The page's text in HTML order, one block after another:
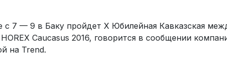
с 7 — 9 в Баку пройдет X Юбилейная Кавказская
Caucasus 2016, говорится в сообщении
на Trend.